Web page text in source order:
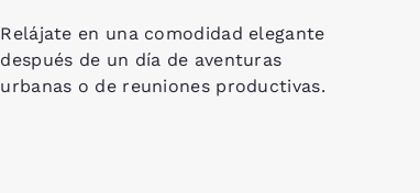
Relájate en una comodidad elegante
después de un día de aventuras
urbanas o de reuniones productivas.